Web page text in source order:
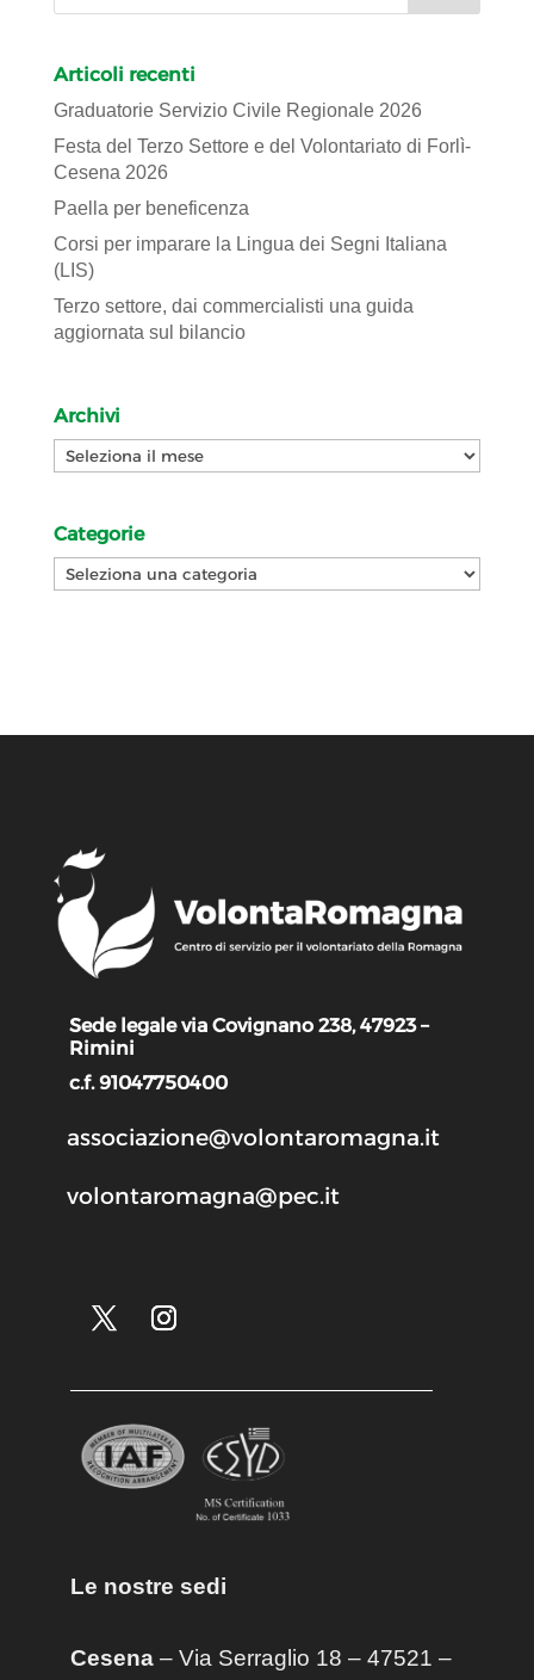
Articoli recenti
Graduatorie Servizio Civile Regionale 2026
Festa del Terzo Settore e del Volontariato di Forlì-
Cesena 2026
Paella per beneficenza
Corsi per imparare la Lingua dei Segni Italiana
(LIS)
Terzo settore, dai commercialisti una guida
aggiornata sul bilancio
Archivi
Archivi
Categorie
Categorie
Sede legale via Covignano 238, 47923 –
Rimini
c.f. 91047750400
associazione@volontaromagna.it
volontaromagna@pec.it
Le nostre sedi
Cesena– Via Serraglio 18 – 47521 –